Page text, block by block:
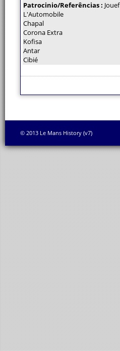
Patrocinio/Referências : Jouef
L'Automobile
Chapal
Corona Extra
Kofisa
Antar
Cibié
© 2013 Le Mans History (v7)